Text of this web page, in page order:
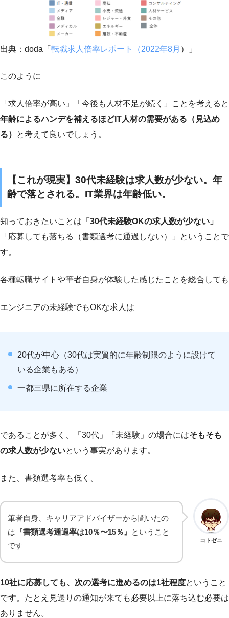
出典：doda「 転職求人倍率レポート（2022年8月 ）」
このように
「求人倍率が高い」「今後も人材不足が続く」ことを考えると
年齢によるハンデを補えるほどIT人材の需要がある（見込め
る）
と考えて良いでしょう。
【これが現実】30代未経験は求人数が少ない。年
齢で落とされる。IT業界は年齢低い。
知っておきたいことは 「30代未経験OKの求人数が少ない」
「応募しても落ちる（書類選考に通過しない）」ということで
す。
各種転職サイトや筆者自身が体験した感じたことを総合しても
エンジニアの未経験でもOKな求人は
20代が中心（30代は実質的に年齢制限のように設けて
いる企業もある）
一都三県に所在する企業
であることが多く、「30代」「未経験」の場合にはそもそも
の求人数が少ないという事実があります。
また、書類選考率も低く、
コトゼニ
筆者自身、キャリアアドバイザーから聞いたの
は 『書類選考通過率は10％〜15％』 ということ
です
10社に応募しても、次の選考に進めるのは1社程度ということ
です。たとえ見送りの通知が来ても必要以上に落ち込む必要は
ありません。